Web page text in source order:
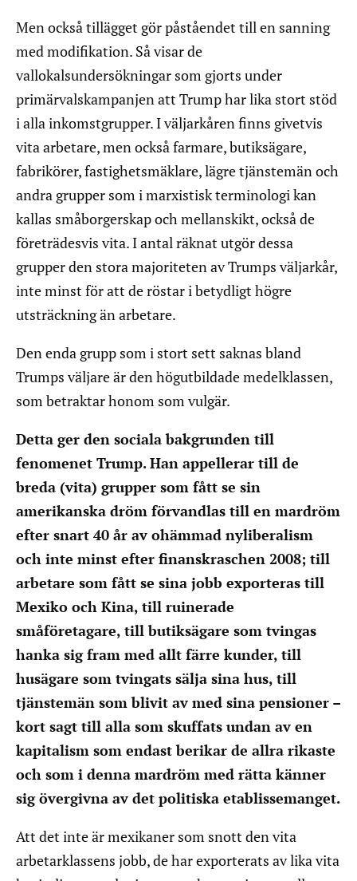
Men också tillägget gör påståendet till en sanning
med modifikation. Så visar de
vallokalsundersökningar som gjorts under
primärvalskampanjen att Trump har lika stort stöd
i alla inkomstgrupper. I väljarkåren finns givetvis
vita arbetare, men också farmare, butiksägare,
fabrikörer, fastighetsmäklare, lägre tjänstemän och
andra grupper som i marxistisk terminologi kan
kallas småborgerskap och mellanskikt, också de
företrädesvis vita. I antal räknat utgör dessa
grupper den stora majoriteten av Trumps väljarkår,
inte minst för att de röstar i betydligt högre
utsträckning än arbetare.
Den enda grupp som i stort sett saknas bland
Trumps väljare är den högutbildade medelklassen,
som betraktar honom som vulgär.
Detta ger den sociala bakgrunden till
fenomenet Trump. Han appellerar till de
breda (vita) grupper som fått se sin
amerikanska dröm förvandlas till en mardröm
efter snart 40 år av ohämmad nyliberalism
och inte minst efter finanskraschen 2008; till
arbetare som fått se sina jobb exporteras till
Mexiko och Kina, till ruinerade
småföretagare, till butiksägare som tvingas
hanka sig fram med allt färre kunder, till
husägare som tvingats sälja sina hus, till
tjänstemän som blivit av med sina pensioner –
kort sagt till alla som skuffats undan av en
kapitalism som endast berikar de allra rikaste
och som i denna mardröm med rätta känner
sig övergivna av det politiska etablissemanget.
Att det inte är mexikaner som snott den vita
arbetarklassens jobb, de har exporterats av lika vita